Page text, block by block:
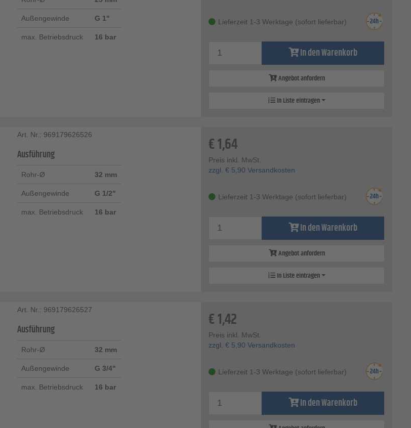
Außengewinde G 1"
max. Betriebsdruck
16 bar
Lieferzeit 1-3 Werktage (sofort lieferbar)
In den Warenkorb
Angebot anfordern
In Liste eintragen
Art. Nr.: 969179626526
Ausführung
Rohr-Ø 32 mm
Außengewinde G 1/2"
max. Betriebsdruck
16 bar
€1,64
Preis inkl. MwSt.
zzgl. € 5,90 Versandkosten
Lieferzeit 1-3 Werktage (sofort lieferbar)
In den Warenkorb
Angebot anfordern
In Liste eintragen
Art. Nr.: 969179626527
Ausführung
Rohr-Ø 32 mm
Außengewinde G 3/4"
max. Betriebsdruck
16 bar
€1,42
Preis inkl. MwSt.
zzgl. € 5,90 Versandkosten
Lieferzeit 1-3 Werktage (sofort lieferbar)
In den Warenkorb